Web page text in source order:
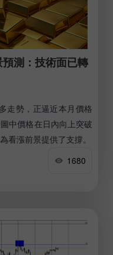
測：技術面已轉
走勢，正逼近本月價格
中價格在日內向上突破
看漲前景提供了支撐。
1680